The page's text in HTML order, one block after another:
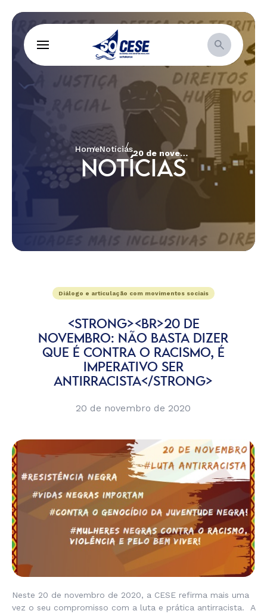
HomeNotícias20 de novembro: não basta dizer que é contra o racismo, é imperativo ser antirracista
NOTÍCIAS
Diálogo e articulação com movimentos sociais
<STRONG><BR>20 DE
NOVEMBRO: NÃO BASTA DIZER
QUE É CONTRA O RACISMO, É
IMPERATIVO SER
ANTIRRACISTA</STRONG>
20 de novembro de 2020
Neste 20 de novembro de 2020, a CESE refirma mais uma
vez o seu compromisso com a luta e prática antirracista. A